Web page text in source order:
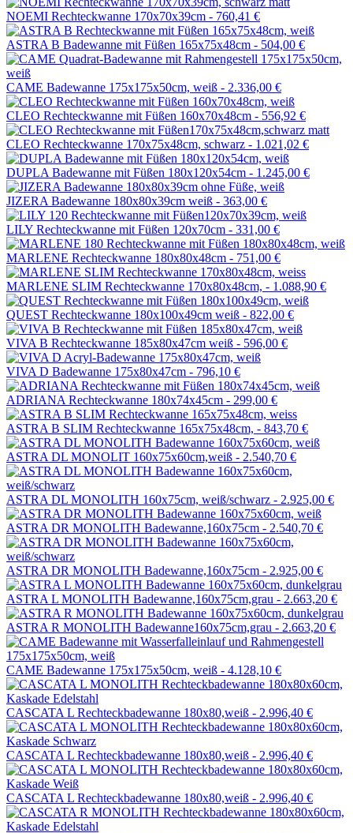
NOEMI Rechteckwanne 170x70x39cm - 760,41 €
ASTRA B Badewanne mit Füßen 165x75x48cm - 504,00 €
CAME Badewanne 175x175x50cm, weiß - 2.336,00 €
CLEO Rechteckwanne mit Füßen 160x70x48cm - 556,92 €
CLEO Rechteckwanne 170x75x48cm, schwarz - 1.021,02 €
DUPLA Badewanne mit Füßen 180x120x54cm - 1.245,00 €
JIZERA Badewanne 180x80x39cm weiß - 363,00 €
LILY Rechteckwanne mit Füßen 120x70cm - 331,00 €
MARLENE Rechteckwanne 180x80x48cm - 751,00 €
MARLENE SLIM Rechteckwanne 170x80x48cm, - 1.088,90 €
QUEST Rechteckwanne 180x100x49cm weiß - 822,00 €
VIVA B Rechteckwanne 185x80x47cm weiß - 596,00 €
VIVA D Badewanne 175x80x47cm - 796,10 €
ADRIANA Rechteckwanne 180x74x45cm - 299,00 €
ASTRA B SLIM Rechteckwanne 165x75x48cm, - 843,70 €
ASTRA DL MONOLIT 160x75x60cm,weiß - 2.540,70 €
ASTRA DL MONOLITH 160x75cm, weiß/schwarz - 2.925,00 €
ASTRA DR MONOLITH Badewanne,160x75cm - 2.540,70 €
ASTRA DR MONOLITH Badewanne,160x75cm - 2.925,00 €
ASTRA L MONOLITH Badewanne,160x75cm,grau - 2.663,20 €
ASTRA R MONOLITH Badewanne160x75cm,grau - 2.663,20 €
CAME Badewanne 175x175x50cm, weiß - 4.128,10 €
CASCATA L Rechteckbadewanne 180x80,weiß - 2.996,40 €
CASCATA L Rechteckbadewanne 180x80,weiß - 2.996,40 €
CASCATA L Rechteckbadewanne 180x80,weiß - 2.996,40 €